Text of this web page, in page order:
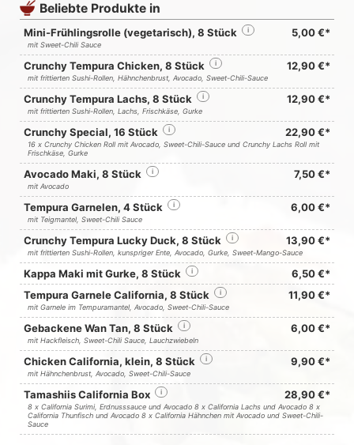
Beliebte Produkte in
Mini-Frühlingsrolle (vegetarisch), 8 Stück i 5,00 €*
mit Sweet-Chili Sauce
Crunchy Tempura Chicken, 8 Stück i 12,90 €*
mit frittierten Sushi-Rollen, Hähnchenbrust, Avocado, Sweet-Chili-Sauce
Crunchy Tempura Lachs, 8 Stück i 12,90 €*
mit frittierten Sushi-Rollen, Lachs, Frischkäse, Gurke
Crunchy Special, 16 Stück i 22,90 €*
16 x Crunchy Chicken Roll mit Avocado, Sweet-Chili-Sauce und Crunchy Lachs Roll mit
Frischkäse, Gurke
Avocado Maki, 8 Stück i 7,50 €*
mit Avocado
Tempura Garnelen, 4 Stück i 6,00 €*
mit Teigmantel, Sweet-Chili Sauce
Crunchy Tempura Lucky Duck, 8 Stück i 13,90 €*
mit frittierten Sushi-Rollen, kunspriger Ente, Avocado, Gurke, Sweet-Mango-Sauce
Kappa Maki mit Gurke, 8 Stück i
6,50 €*
Tempura Garnele California, 8 Stück
i 11,90 €*
mit Garnele im Tempuramantel, Avocado, Sweet-Chili-Sauce
Gebackene Wan Tan, 8 Stück i 6,00 €*
mit Hackfleisch, Sweet-Chili Sauce, Lauchzwiebeln
Chicken California, klein, 8 Stück i 9,90 €*
mit Hähnchenbrust, Avocado, Sweet-Chili-Sauce
Tamashiis California Box i 28,90 €*
8 x California Surimi, Erdnusssauce und Avocado 8 x California Lachs und Avocado 8 x
California Thunfisch und Avocado 8 x California Hähnchen mit Avocado und Sweet-Chili-
Sauce